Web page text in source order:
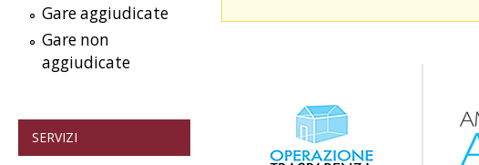
Gare aggiudicate
Gare non
aggiudicate
SERVIZI